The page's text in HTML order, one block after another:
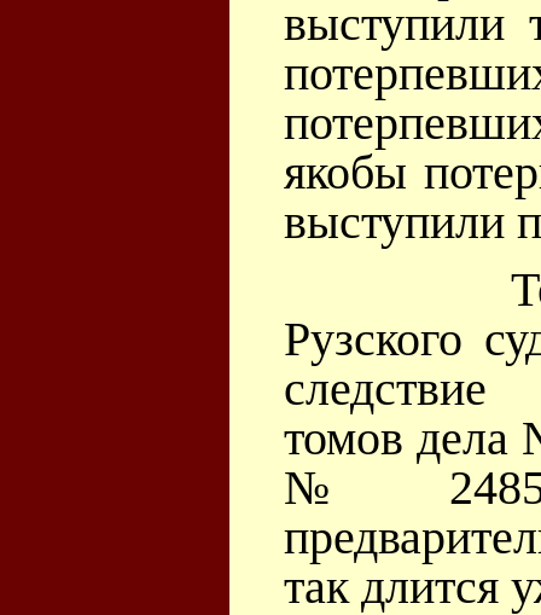
выступили
якобы
выступили
Рузского
томов дела
№
так длится